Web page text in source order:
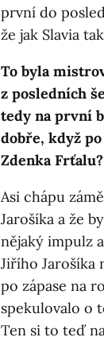
první do
že jak Slavia
To byla
z posledních
tedy na první
dobře, když
Zdenka Frťalu?
Asi chápu
Jarošíka a že
nějaký impulz
Jiřího Jarošíka
po zápase na
spekulovalo o
Ten si to teď